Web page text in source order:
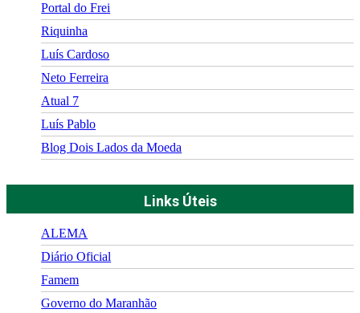
Portal do Frei
Riquinha
Luís Cardoso
Neto Ferreira
Atual 7
Luís Pablo
Blog Dois Lados da Moeda
Links Úteis
ALEMA
Diário Oficial
Famem
Governo do Maranhão